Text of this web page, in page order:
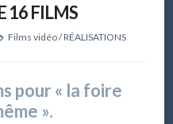
16 FILMS
Films vidéo/RÉALISATIONS
pour « la foire
».